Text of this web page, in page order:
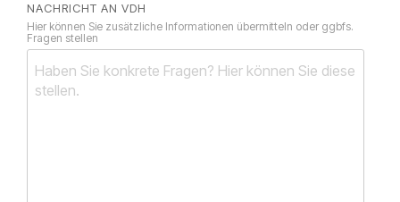
NACHRICHT AN VDH
Hier können Sie zusätzliche Informationen übermitteln oder ggbfs.
Fragen stellen